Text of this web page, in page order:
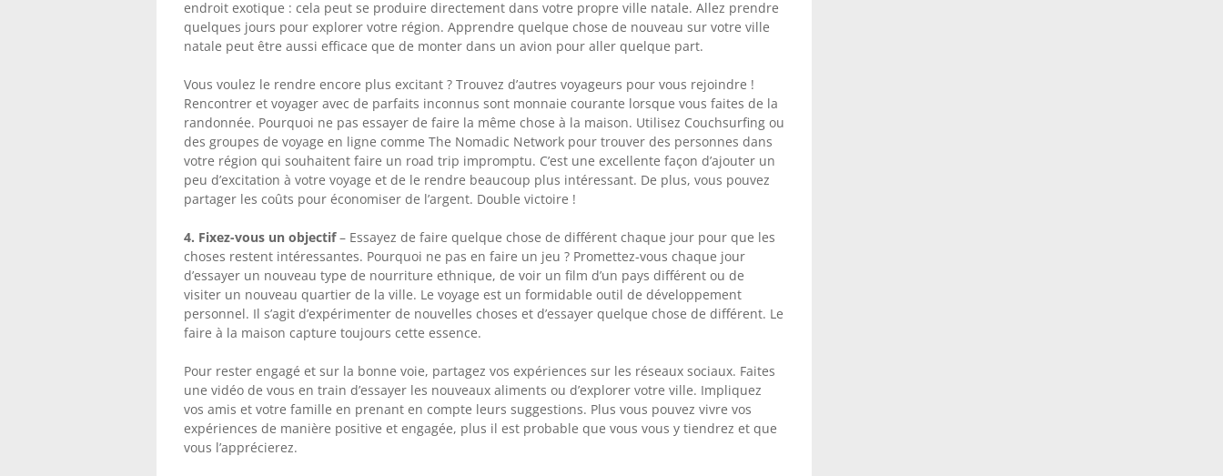
endroit exotique : cela peut se produire directement dans votre propre ville natale. Allez prendre
quelques jours pour explorer votre région. Apprendre quelque chose de nouveau sur votre ville
natale peut être aussi efficace que de monter dans un avion pour aller quelque part.
Vous voulez le rendre encore plus excitant ? Trouvez d’autres voyageurs pour vous rejoindre !
Rencontrer et voyager avec de parfaits inconnus sont monnaie courante lorsque vous faites de la
randonnée. Pourquoi ne pas essayer de faire la même chose à la maison. Utilisez Couchsurfing ou
des groupes de voyage en ligne comme The Nomadic Network pour trouver des personnes dans
votre région qui souhaitent faire un road trip impromptu. C’est une excellente façon d’ajouter un
peu d’excitation à votre voyage et de le rendre beaucoup plus intéressant. De plus, vous pouvez
partager les coûts pour économiser de l’argent. Double victoire !
4. Fixez-vous un objectif– Essayez de faire quelque chose de différent chaque jour pour que les
choses restent intéressantes. Pourquoi ne pas en faire un jeu ? Promettez-vous chaque jour
d’essayer un nouveau type de nourriture ethnique, de voir un film d’un pays différent ou de
visiter un nouveau quartier de la ville. Le voyage est un formidable outil de développement
personnel. Il s’agit d’expérimenter de nouvelles choses et d’essayer quelque chose de différent. Le
faire à la maison capture toujours cette essence.
Pour rester engagé et sur la bonne voie, partagez vos expériences sur les réseaux sociaux. Faites
une vidéo de vous en train d’essayer les nouveaux aliments ou d’explorer votre ville. Impliquez
vos amis et votre famille en prenant en compte leurs suggestions. Plus vous pouvez vivre vos
expériences de manière positive et engagée, plus il est probable que vous vous y tiendrez et que
vous l’apprécierez.